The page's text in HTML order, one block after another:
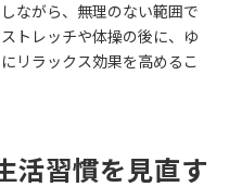
ながら、無理のない範囲で
トレッチや体操の後に、ゆ
リラックス効果を高めるこ
活習慣を見直す